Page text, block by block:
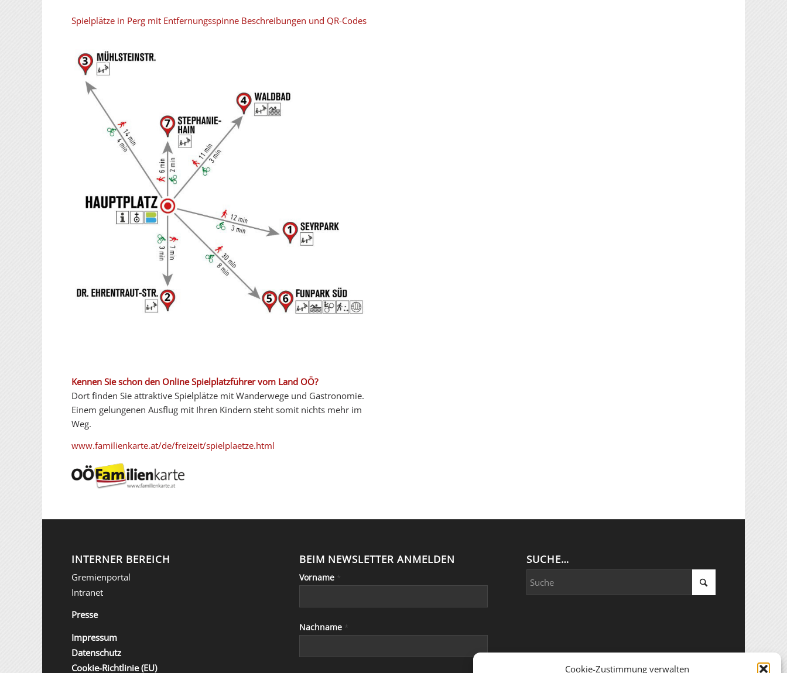
Cookie-Zustimmung verwalten
Spielplätze in Perg mit Entfernungsspinne Beschreibungen und QR-Codes
Kennen Sie schon den Online Spielplatzführer vom Land OÖ?
Dort finden Sie attraktive Spielplätze mit Wanderwege und Gastronomie.
Einem gelungenen Ausflug mit Ihren Kindern steht somit nichts mehr im
Weg.
www.familienkarte.at/de/freizeit/spielplaetze.html
INTERNER BEREICH
Gremienportal
Intranet
Presse
Impressum
Datenschutz
Cookie-Richtlinie (EU)
BEIM NEWSLETTER ANMELDEN
Vorname *
Nachname *
SUCHE…